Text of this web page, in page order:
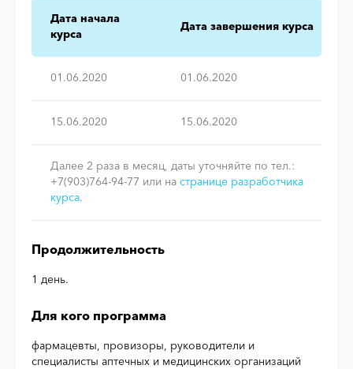
Дата начала
курса
Дата завершения курса
01.06.2020 01.06.2020
15.06.2020 15.06.2020
Далее 2 раза в месяц, даты уточняйте по тел.:
+7(903)764-94-77 или на странице разработчика
курса.
Продолжительность
1 день.
Для кого программа
фармацевты, провизоры, руководители и
специалисты аптечных и медицинских организаций